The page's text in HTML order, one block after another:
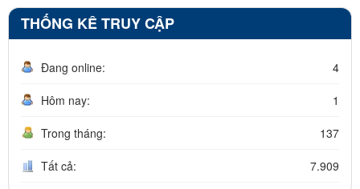
THỐNG KÊ TRUY CẬP
Đang online: 4
Hôm nay: 1
Trong tháng: 137
Tất cả: 7.909